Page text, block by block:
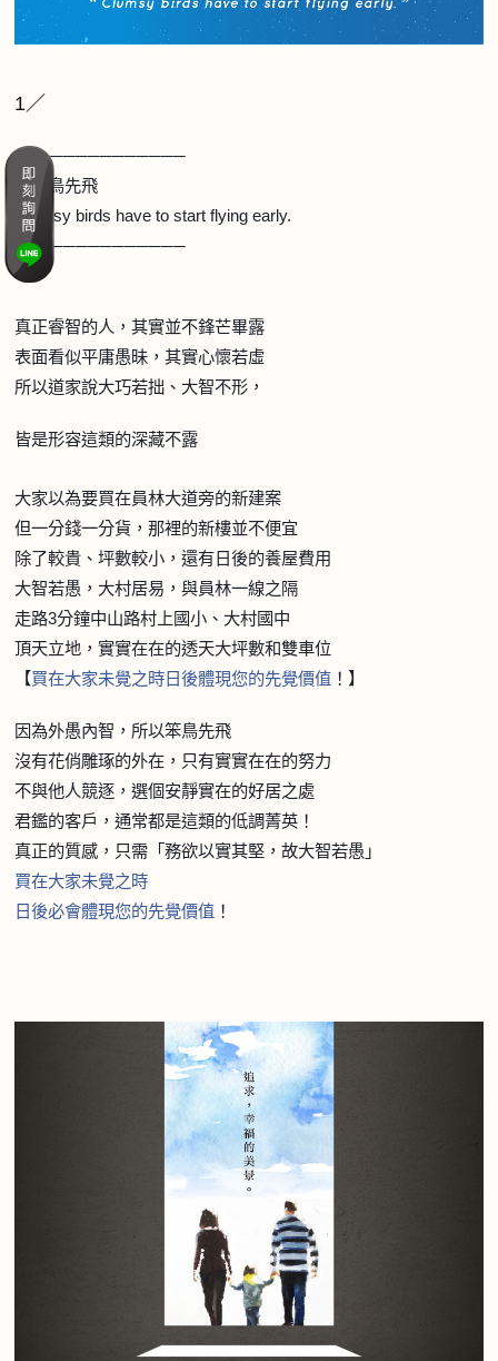
1／
──────────────
》笨鳥先飛
Clumsy birds have to start flying early.
──────────────
真正睿智的人，其實並不鋒芒畢露
表面看似平庸愚昧，其實心懷若虛
所以道家說大巧若拙、大智不形，
皆是形容這類的深藏不露
大家以為要買在員林大道旁的新建案
但一分錢一分貨，那裡的新樓並不便宜
除了較貴、坪數較小，還有日後的養屋費用
大智若愚，大村居易，與員林一線之隔
走路3分鐘中山路村上國小、大村國中
頂天立地，實實在在的透天大坪數和雙車位
【買在大家未覺之時日後體現您的先覺價值 ！】
因為外愚內智，所以笨鳥先飛
沒有花俏雕琢的外在，只有實實在在的努力
不與他人競逐，選個安靜實在的好居之處
君鑑的客戶，通常都是這類的低調菁英！
真正的質感，只需「務欲以實其堅，故大智若愚」
買在大家未覺之 時
日後必會體現您的先覺價值 ！